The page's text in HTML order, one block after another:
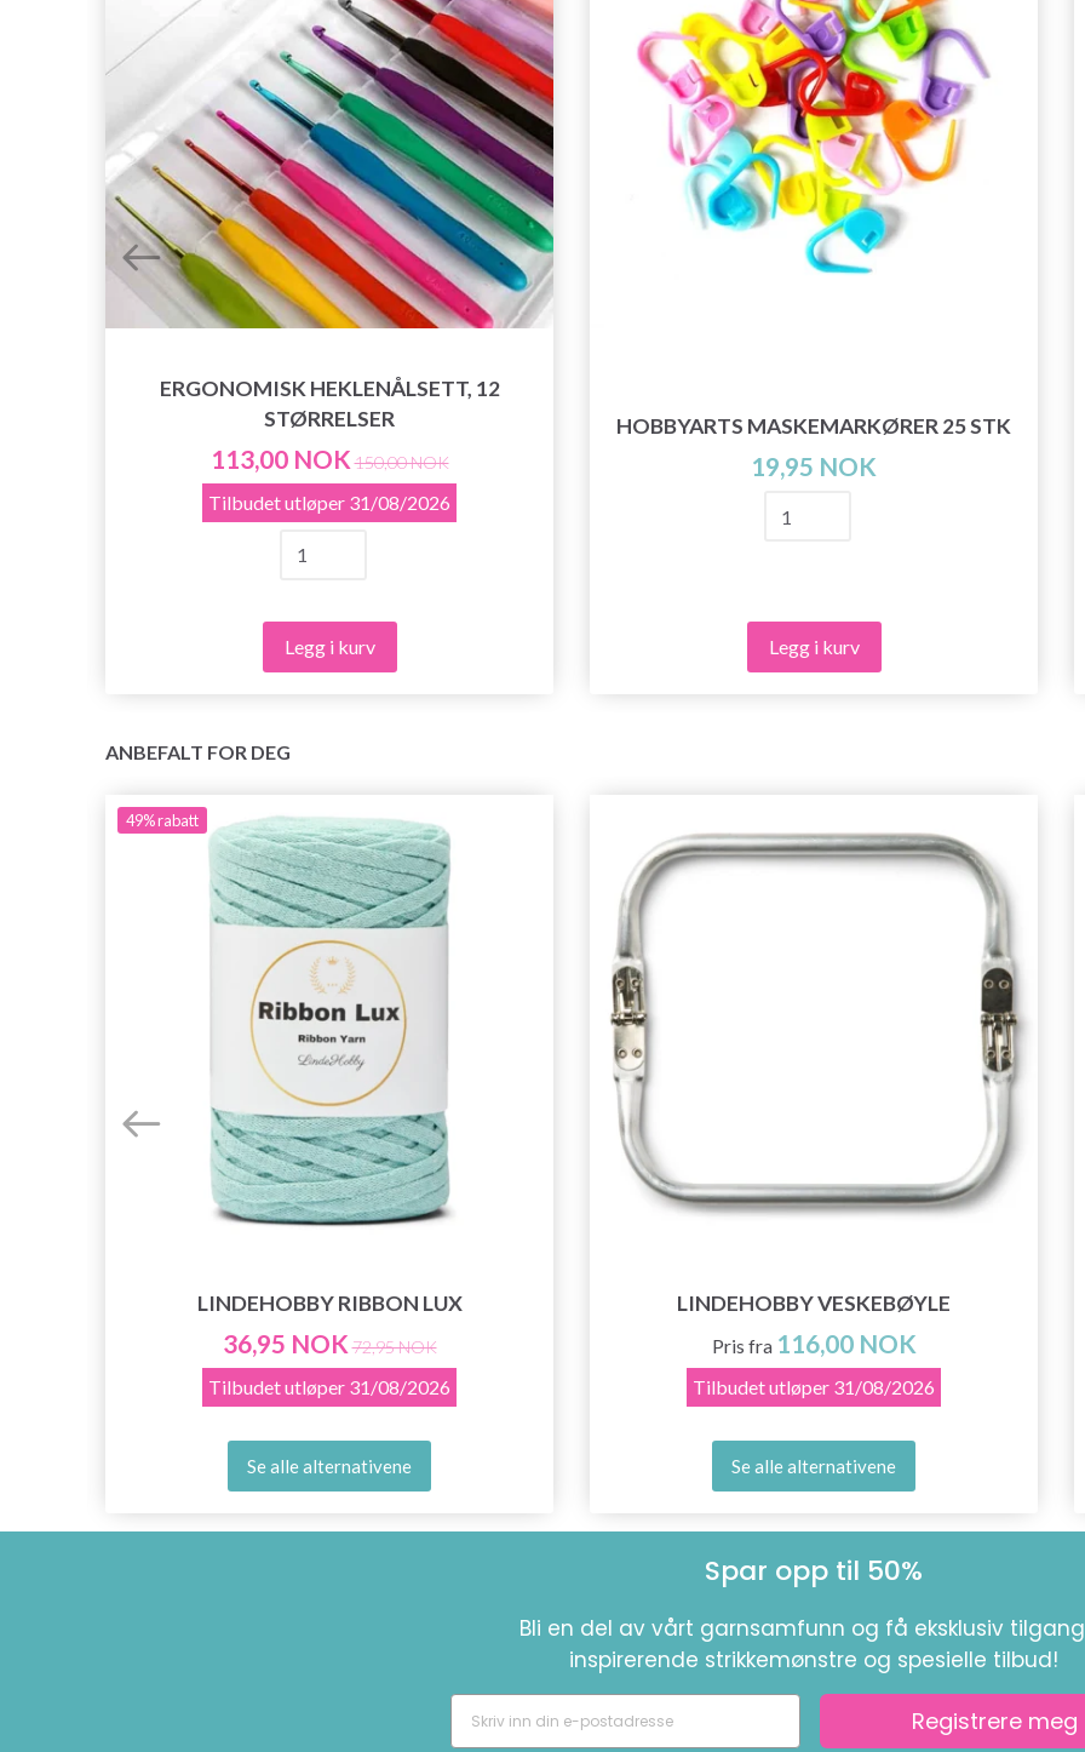
ERGONOMISK HEKLENÅLSETT, 12
STØRRELSER
113,00 NOK 150,00 NOK
Tilbudet utløper 31/08/2026
Legg i kurv
HOBBYARTS MASKEMARKØRER 25 STK
19,95 NOK
Legg i kurv
ANBEFALT FOR DEG
49%rabatt
LINDEHOBBY RIBBON LUX
36,95 NOK 72,95 NOK
Tilbudet utløper 31/08/2026
Se alle alternativene
LINDEHOBBY VESKEBØYLE
Pris fra 116,00 NOK
Tilbudet utløper 31/08/2026
Se alle alternativene
Spar opp til 50%
Bli en del av vårt garnsamfunn og få eksklusiv
inspirerende strikkemønstre og spesielle tilbud!
Registrere meg